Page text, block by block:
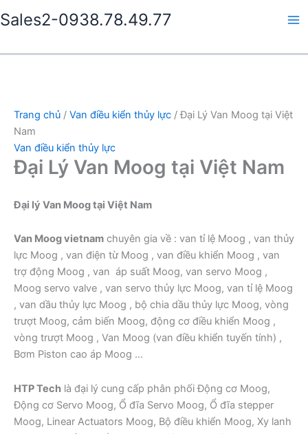
tới
dung
Sales2-0938.78.49.77
Trang chủ / Van điều kiển thủy lực / Đại Lý Van Moog tại Việt
Nam
Van điều kiển thủy lực
Đại Lý Van Moog tại Việt Nam
Đại lý Van Moog tại Việt Nam
Van Moog vietnam chuyên gia về : van tỉ lệ Moog , van thủy
lực Moog , van điện từ Moog , van điều khiển Moog , van
trợ động Moog , van áp suất Moog, van servo Moog ,
Moog servo valve , van servo thủy lực Moog, van tỉ lệ Moog
, van dầu thủy lực Moog , bộ chia dầu thủy lực Moog, vòng
trượt Moog, cảm biến Moog, động cơ điều khiển Moog ,
vòng trượt Moog , Van Moog (van điều khiển tuyến tính) ,
Bơm Piston cao áp Moog …
HTP Tech là đại lý cung cấp phân phối Động cơ Moog,
Động cơ Servo Moog, Ổ đĩa Servo Moog, Ổ đĩa stepper
Moog, Linear Actuators Moog, Bộ điều khiển Moog, Xy lanh